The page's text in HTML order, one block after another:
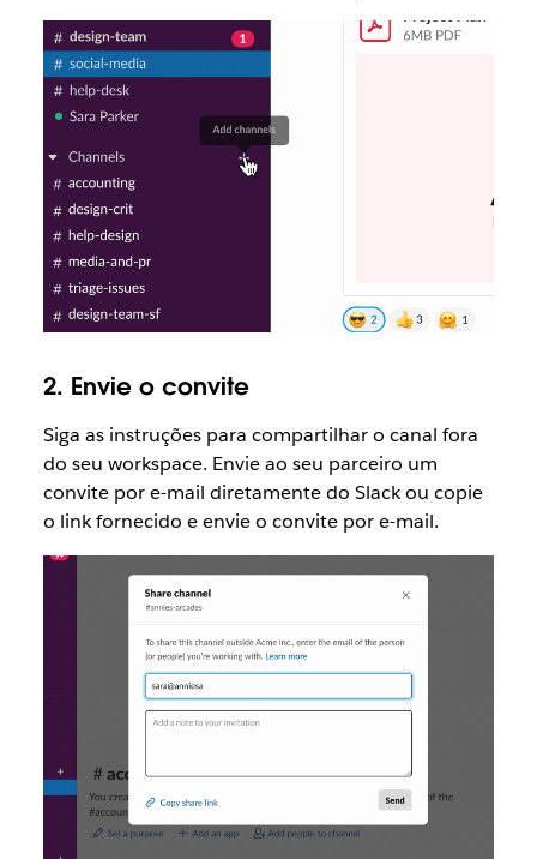
2. Envie o convite
Siga as instruções para compartilhar o canal fora
do seu workspace. Envie ao seu parceiro um
convite por e-mail diretamente do Slack ou copie
o link fornecido e envie o convite por e-mail.